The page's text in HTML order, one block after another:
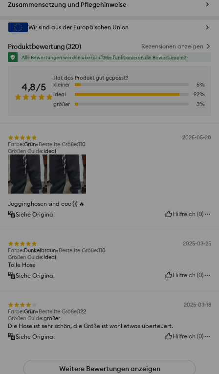
Zusammensetzung und Pflegehinweise
Wir sind aus der Europäischen Union
Produktbewertung(320) Rezensionen anzeigen
Alle Bewertungen werden überprüftWie funktionieren die Bewertungen?
4,8/5
Hat das Produkt gut gepasst?
kleiner
5%
ideal
92%
größer
3%
2025-05-20
Farbe:Grün Bestellte Größe:110
Größen Guide:ideal
Jogginghosen sind cool))) 🔥
Siehe Original
Hilfreich (0)
2025-03-25
Farbe:Dunkelbraun Bestellte Größe:110
Größen Guide:ideal
Tolle Hose
Siehe Original
Hilfreich (0)
2025-03-18
Farbe:Grün Bestellte Größe:122
Größen Guide:größer
Die Hose ist sehr schön, die Größe ist wohl etwas überteuert.
Siehe Original
Hilfreich (0)
Weitere Bewertungen anzeigen